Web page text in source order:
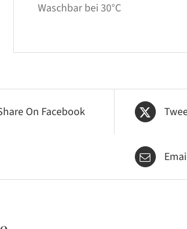
Waschbar bei 30°C
On Facebook